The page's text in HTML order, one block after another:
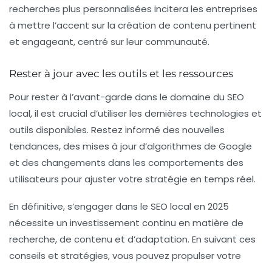
recherches plus personnalisées incitera les entreprises
à mettre l’accent sur la création de contenu pertinent
et engageant, centré sur leur communauté.
Rester à jour avec les outils et les ressources
Pour rester à l’avant-garde dans le domaine du SEO
local, il est crucial d’utiliser les dernières technologies et
outils disponibles. Restez informé des nouvelles
tendances, des mises à jour d’algorithmes de Google
et des changements dans les comportements des
utilisateurs pour ajuster votre stratégie en temps réel.
En définitive, s’engager dans le SEO local en 2025
nécessite un investissement continu en matière de
recherche, de contenu et d’adaptation. En suivant ces
conseils et stratégies, vous pouvez propulser votre